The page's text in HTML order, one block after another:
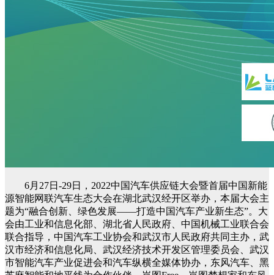
6月27日-29日，2022中国汽车供应链大会暨首届中国新能
源智能网联汽车生态大会在湖北武汉经开区举办，本届大会主
题为“融合创新、绿色发展——打造中国汽车产业新生态”。大
会由工业和信息化部、湖北省人民政府、中国机械工业联合会
联合指导，中国汽车工业协会和武汉市人民政府共同主办，武
汉市经济和信息化局、武汉经济技术开发区管理委员会、武汉
市智能汽车产业促进会和汽车纵横全媒体协办，东风汽车、黑